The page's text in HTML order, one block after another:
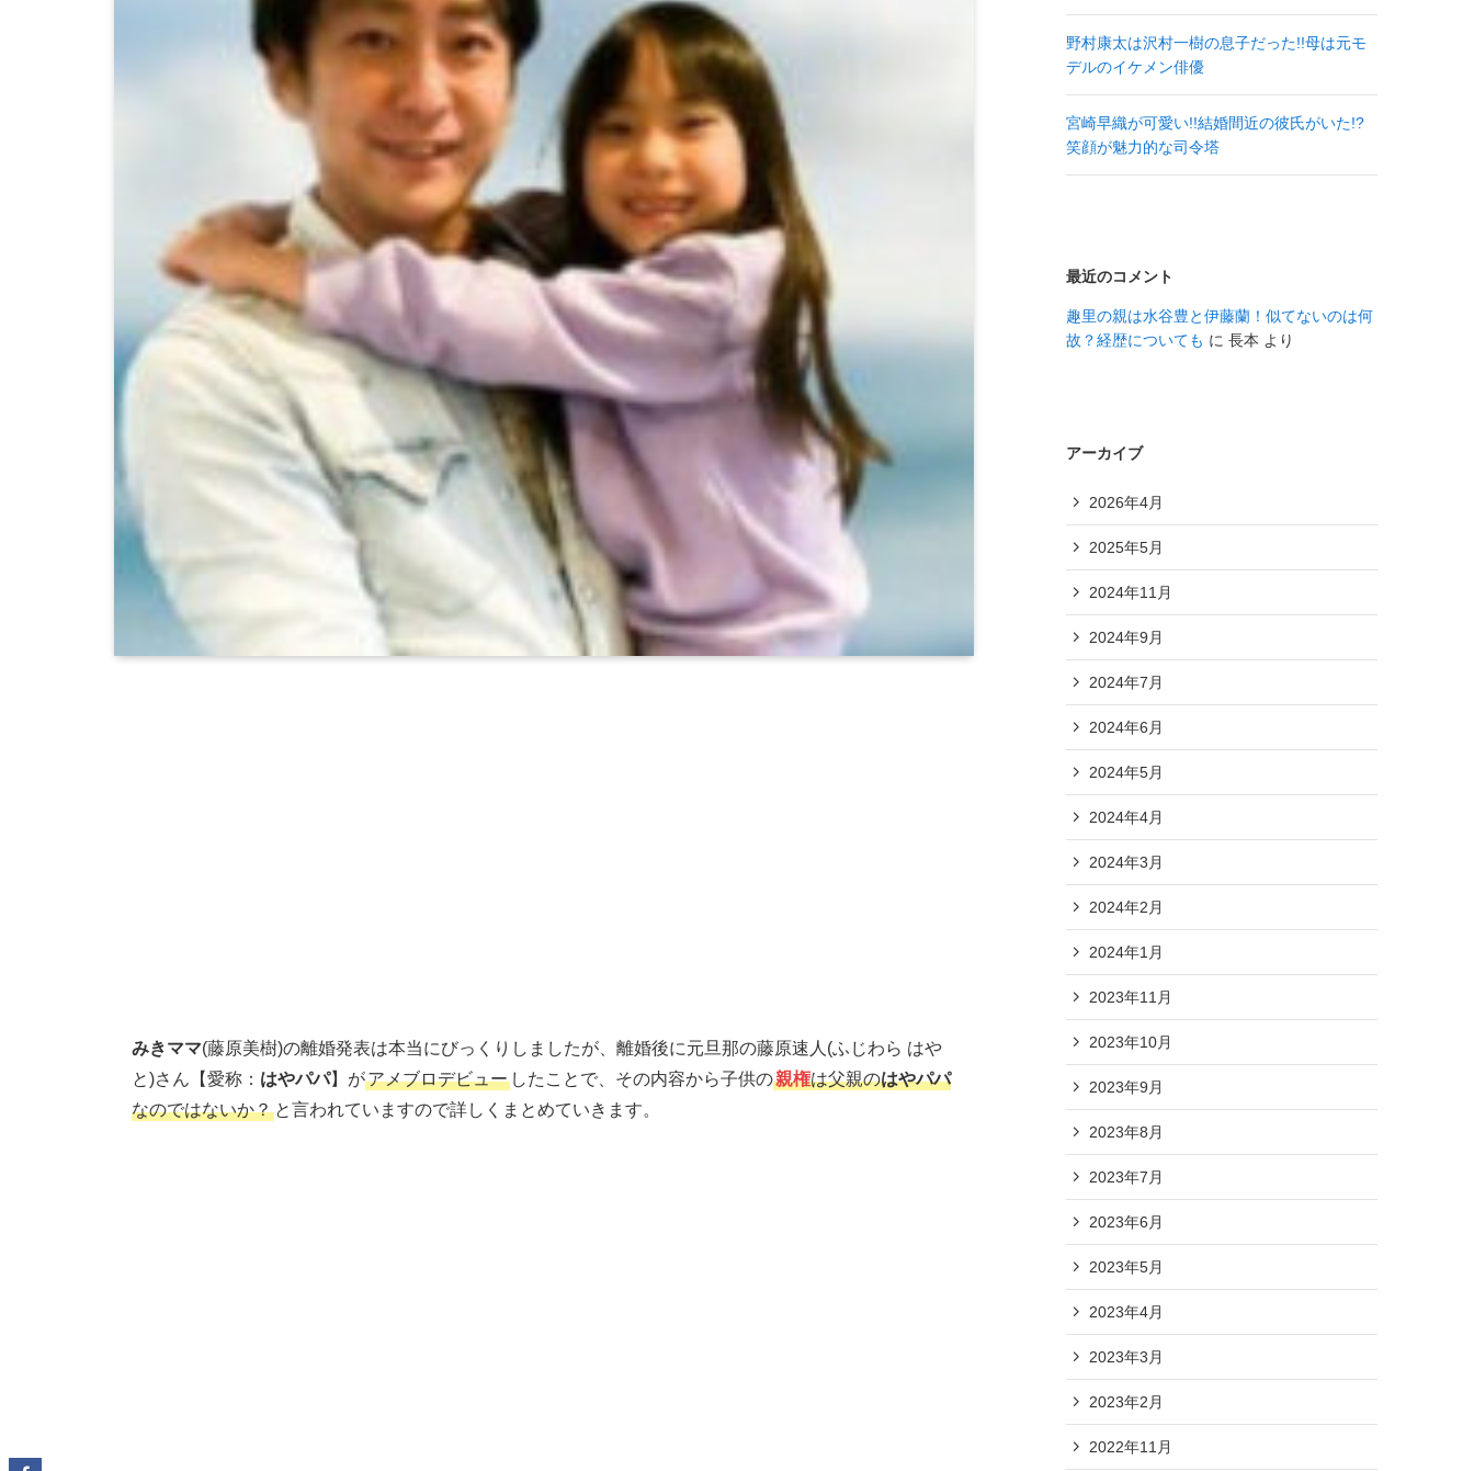
みきママ(藤原美樹)の離婚発表は本当にびっくりしましたが、離婚後に元旦那の藤原速人(ふじわら はや
と)さん【愛称： はやパパ】がアメブロデビュー したことで、その内容から子供の親権は父親のはやパパ
なのではないか？ と言われていますので詳しくまとめていきます。
野村康太は沢村一樹の息子だった!!母は元モ
デルのイケメン俳優
宮崎早織が可愛い!!結婚間近の彼氏がいた!?
笑顔が魅力的な司令塔
最近のコメント
趣里の親は水谷豊と伊藤蘭！似てないのは何
故？経歴についても に 長本 より
アーカイブ
2026年4月
2025年5月
2024年11月
2024年9月
2024年7月
2024年6月
2024年5月
2024年4月
2024年3月
2024年2月
2024年1月
2023年11月
2023年10月
2023年9月
2023年8月
2023年7月
2023年6月
2023年5月
2023年4月
2023年3月
2023年2月
2022年11月